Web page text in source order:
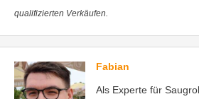
qualifizierten Verkäufen.
Fabian
Als Experte für